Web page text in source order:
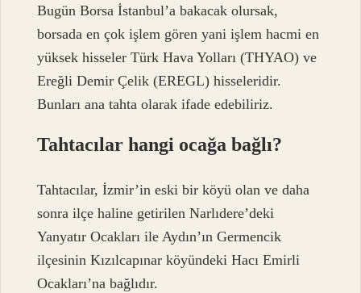
Bugün Borsa İstanbul’a bakacak olursak,
borsada en çok işlem gören yani işlem hacmi en
yüksek hisseler Türk Hava Yolları (THYAO) ve
Ereğli Demir Çelik (EREGL) hisseleridir.
Bunları ana tahta olarak ifade edebiliriz.
Tahtacılar hangi ocağa bağlı?
Tahtacılar, İzmir’in eski bir köyü olan ve daha
sonra ilçe haline getirilen Narlıdere’deki
Yanyatır Ocakları ile Aydın’ın Germencik
ilçesinin Kızılcapınar köyündeki Hacı Emirli
Ocakları’na bağlıdır.